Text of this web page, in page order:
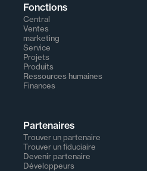
Fonctions
Central
Ventes
marketing
Service
Projets
Produits
Ressources humaines
Finances
Partenaires
Trouver un partenaire
Trouver un fiduciaire
Devenir partenaire
Développeurs